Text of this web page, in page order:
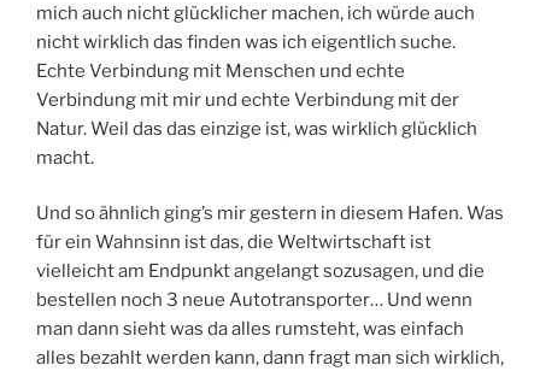
mich auch nicht glücklicher machen, ich würde auch
nicht wirklich das finden was ich eigentlich suche.
Echte Verbindung mit Menschen und echte
Verbindung mit mir und echte Verbindung mit der
Natur. Weil das das einzige ist, was wirklich glücklich
macht.
Und so ähnlich ging’s mir gestern in diesem Hafen. Was
für ein Wahnsinn ist das, die Weltwirtschaft ist
vielleicht am Endpunkt angelangt sozusagen, und die
bestellen noch 3 neue Autotransporter… Und wenn
man dann sieht was da alles rumsteht, was einfach
alles bezahlt werden kann, dann fragt man sich wirklich,